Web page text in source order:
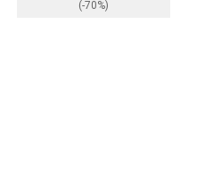
(-70%)